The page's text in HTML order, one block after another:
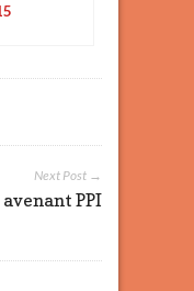
Next Post →
avenant PPI